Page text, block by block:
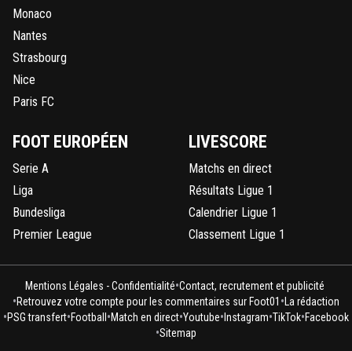
Monaco
Nantes
Strasbourg
Nice
Paris FC
FOOT EUROPÉEN
Serie A
Liga
Bundesliga
Premier League
LIVESCORE
Matchs en direct
Résultats Ligue 1
Calendrier Ligue 1
Classement Ligue 1
Mentions Légales - Confidentialité•Contact, recrutement et publicité
•Retrouvez votre compte pour les commentaires sur Foot01 • La rédaction
•PSG transfert•Football •Match en direct•Youtube• Instagram•TikTok•Facebook
•Sitemap